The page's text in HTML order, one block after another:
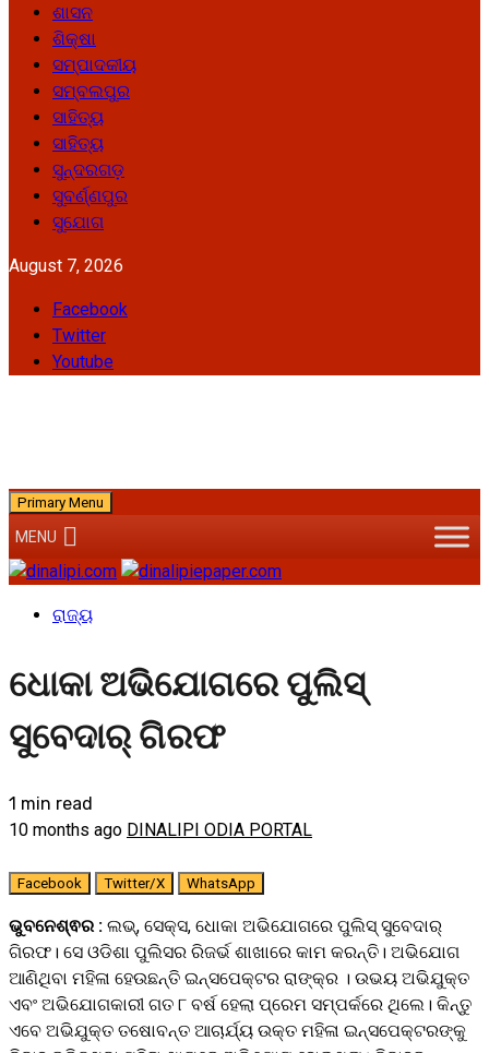
ଶାସନ
ଶିକ୍ଷା
ସମ୍ପାଦକୀୟ
ସମ୍ବଲପୁର
ସାହିତ୍ୟ
ସାହିତ୍ୟ
ସୁନ୍ଦରଗଡ଼
ସୁବର୍ଣ୍ଣପୁର
ସୁଯୋଗ
August 7, 2026
Facebook
Twitter
Youtube
Primary Menu
MENU
ରାଜ୍ୟ
ଧୋକା ଅଭିଯୋଗରେ ପୁଲିସ୍‌
ସୁବେଦାର୍‌ ଗିରଫ
1 min read
10 months ago DINALIPI ODIA PORTAL
Facebook Twitter/X WhatsApp
ଭୁବନେଶ୍ଵର : ଲଭ୍‌, ସେକ୍ସ, ଧୋକା ଅଭିଯୋଗରେ ପୁଲିସ୍‌ ସୁବେଦାର୍‌
ଗିରଫ। ସେ ଓଡିଶା ପୁଲିସର ରିଜର୍ଭ ଶାଖାରେ କାମ କରନ୍ତି। ଅଭିଯୋଗ
ଆଣିଥିବା ମହିଳା ହେଉଛନ୍ତି ଇନ୍ସପେକ୍ଟର ରାଙ୍କ୍‌ର । ଉଭୟ ଅଭିଯୁକ୍ତ
ଏବଂ ଅଭିଯୋଗକାରୀ ଗତ ୮ ବର୍ଷ ହେଲା ପ୍ରେମ ସମ୍ପର୍କରେ ଥିଲେ। କିନ୍ତୁ
ଏବେ​‌ ଅଭିଯୁକ୍ତ ତଷୋବନ୍ତ ଆଚାର୍ଯ୍ୟ ଉକ୍ତ ମହିଳା ଇନ୍ସପେକ୍ଟରଙ୍କୁ